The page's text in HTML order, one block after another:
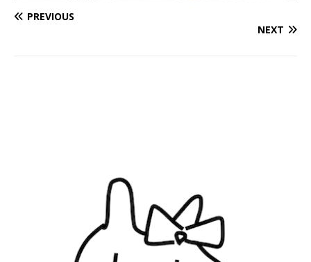
PREVIOUS
NEXT